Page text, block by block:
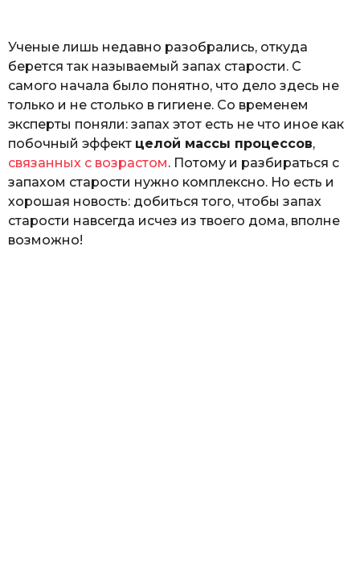
Ученые лишь недавно разобрались, откуда
берется так называемый запах старости. С
самого начала было понятно, что дело здесь не
только и не столько в гигиене. Со временем
эксперты поняли: запах этот есть не что иное как
побочный эффект целой массы процессов,
связанных с возрастом. Потому и разбираться с
запахом старости нужно комплексно. Но есть и
хорошая новость: добиться того, чтобы запах
старости навсегда исчез из твоего дома, вполне
возможно!